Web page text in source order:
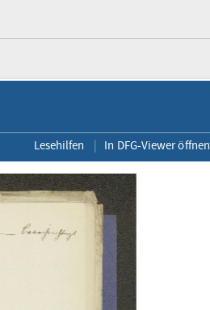
Lesehilfen In DFG-Viewer öffnen